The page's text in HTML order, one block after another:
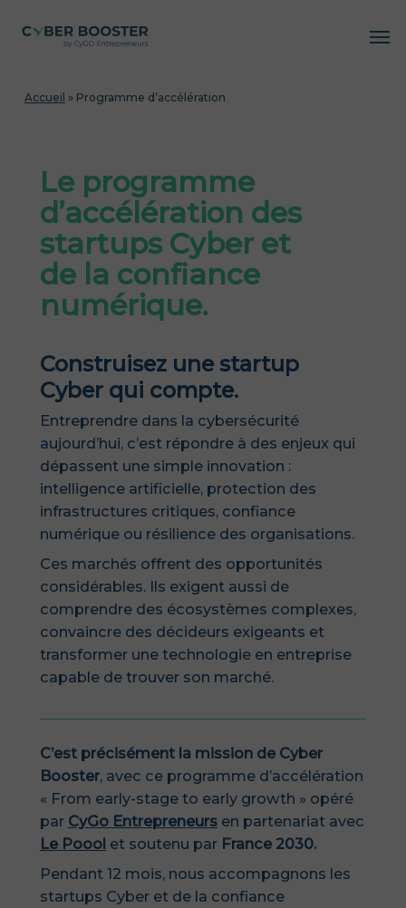
main
Accueil » Programme d’accélération
Le programme
d’accélération des
startups Cyber et
de la confiance
numérique.
Construisez une startup
Cyber qui compte.
Entreprendre dans la cybersécurité
aujourd’hui, c’est répondre à des enjeux qui
dépassent une simple innovation :
intelligence artificielle, protection des
infrastructures critiques, confiance
numérique ou résilience des organisations.
Ces marchés offrent des opportunités
considérables. Ils exigent aussi de
comprendre des écosystèmes complexes,
convaincre des décideurs exigeants et
transformer une technologie en entreprise
capable de trouver son marché.
C’est précisément la mission de Cyber
Booster, avec ce programme d’accélération
« From early-stage to early growth » opéré
par CyGo Entrepreneurs en partenariat avec
Le Poool et soutenu par France 2030.
Pendant 12 mois, nous accompagnons les
startups Cyber et de la confiance